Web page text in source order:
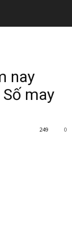
nay
may
0
249